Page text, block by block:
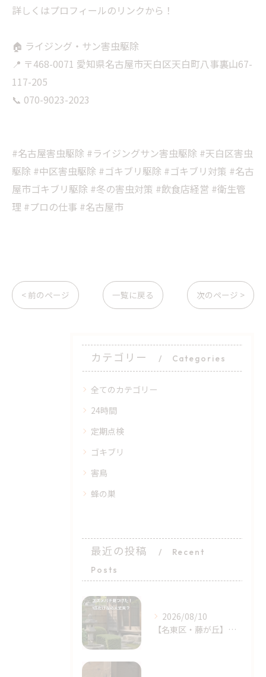
​詳しくはプロフィールのリンクから！
​🏠 ライジング・サン害虫駆除
📍 〒468-0071 愛知県名古屋市天白区天白町八事裏山67-
117-205
📞 070-9023-2023
​#名古屋害虫駆除 #ライジングサン害虫駆除 #天白区害虫
駆除 #中区害虫駆除 #ゴキブリ駆除 #ゴキブリ対策 #名古
屋市ゴキブリ駆除 #冬の害虫対策 #飲食店経営 #衛生管
理 #プロの仕事 #名古屋市
< 前のページ 一覧に戻る 次のページ >
カテゴリー Categories
全てのカテゴリー
24時間
定期点検
ゴキブリ
害鳥
蜂の巣
最近の投稿
Recent
Posts
2026/08/10
【名東区・藤が丘】スズメバチが1匹だけ飛んでいたら？庭や軒下...